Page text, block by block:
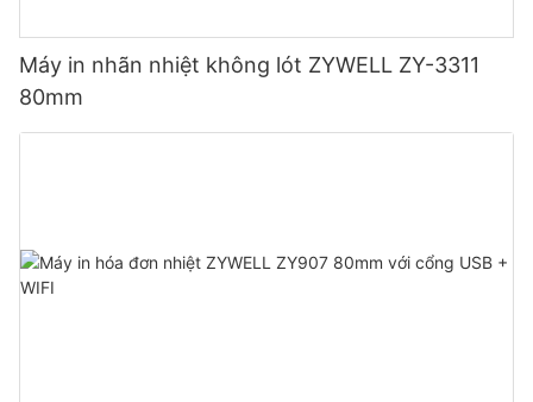
Máy in nhãn nhiệt không lót ZYWELL ZY-3311
80mm